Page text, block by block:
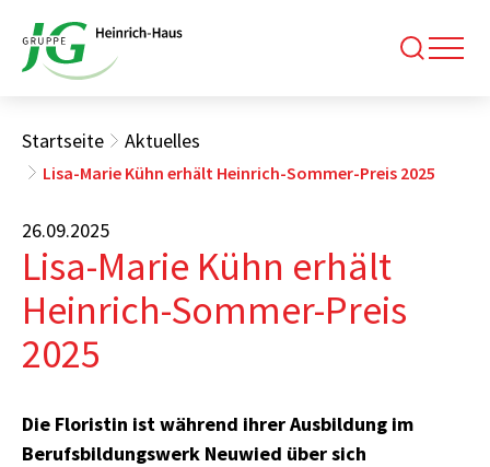
Startseite Aktuelles
Lisa-Marie Kühn erhält Heinrich-Sommer-Preis 2025
26.09.2025
Lisa-Marie Kühn erhält
Heinrich-Sommer-Preis
2025
Die Floristin ist während ihrer Ausbildung im
Berufsbildungswerk Neuwied über sich